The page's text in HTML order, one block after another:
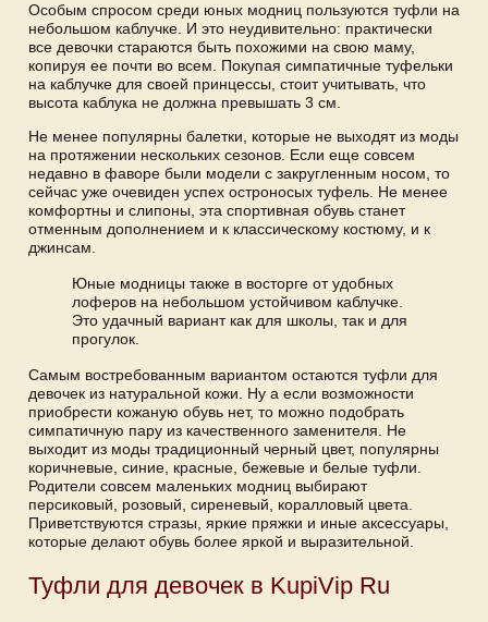
Особым спросом среди юных модниц пользуются туфли на
небольшом каблучке. И это неудивительно: практически
все девочки стараются быть похожими на свою маму,
копируя ее почти во всем. Покупая симпатичные туфельки
на каблучке для своей принцессы, стоит учитывать, что
высота каблука не должна превышать 3 см.
Не менее популярны балетки, которые не выходят из моды
на протяжении нескольких сезонов. Если еще совсем
недавно в фаворе были модели с закругленным носом, то
сейчас уже очевиден успех остроносых туфель. Не менее
комфортны и слипоны, эта спортивная обувь станет
отменным дополнением и к классическому костюму, и к
джинсам.
Юные модницы также в восторге от удобных
лоферов на небольшом устойчивом каблучке.
Это удачный вариант как для школы, так и для
прогулок.
Самым востребованным вариантом остаются туфли для
девочек из натуральной кожи. Ну а если возможности
приобрести кожаную обувь нет, то можно подобрать
симпатичную пару из качественного заменителя. Не
выходит из моды традиционный черный цвет, популярны
коричневые, синие, красные, бежевые и белые туфли.
Родители совсем маленьких модниц выбирают
персиковый, розовый, сиреневый, коралловый цвета.
Приветствуются стразы, яркие пряжки и иные аксессуары,
которые делают обувь более яркой и выразительной.
Туфли для девочек в KupiVip Ru